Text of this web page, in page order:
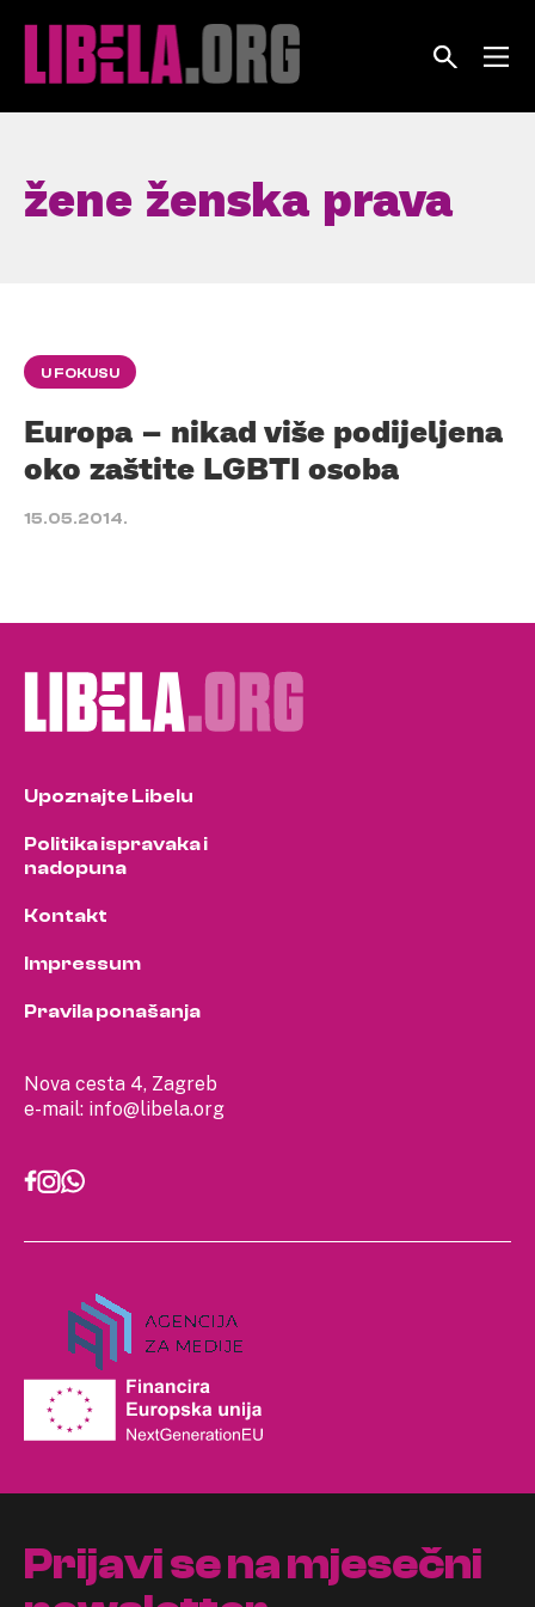
žene ženska prava
U FOKUSU
Europa – nikad više podijeljena
oko zaštite LGBTI osoba
15.05.2014.
Nova cesta 4, Zagreb
e-mail: info@libela.org
Upoznajte Libelu
Politika ispravaka i
nadopuna
Kontakt
Impressum
Pravila ponašanja
Prijavi se na mjesečni